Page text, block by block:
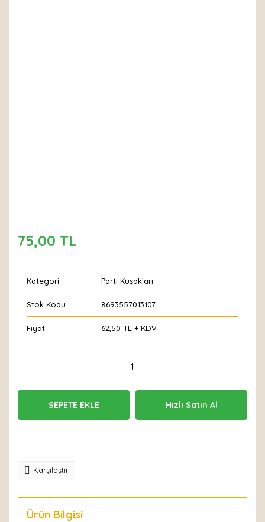
75,00 TL
Kategori Parti Kuşakları
Stok Kodu 8693557013107
Fiyat 62,50 TL + KDV
SEPETE EKLE Hızlı Satın Al
Karşılaştır
Ürün Bilgisi